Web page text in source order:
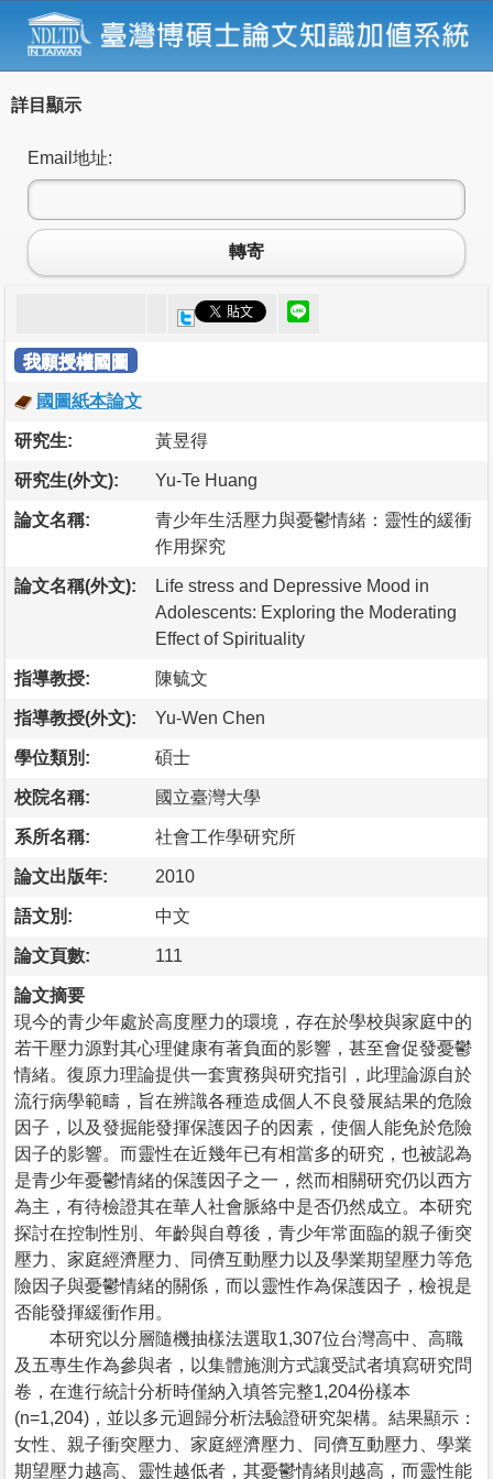
詳目顯示
Email地址:
轉寄
我願授權國圖
國圖紙本論文
研究生: 黃昱得
研究生(外文): Yu-Te Huang
論文名稱:
青少年生活壓力與憂鬱情緒：靈性的緩衝
作用探究
論文名稱(外文):
Life stress and Depressive Mood in
Adolescents: Exploring the Moderating
Effect of Spirituality
指導教授: 陳毓文
指導教授(外文): Yu-Wen Chen
學位類別: 碩士
校院名稱: 國立臺灣大學
系所名稱: 社會工作學研究所
論文出版年: 2010
語文別: 中文
論文頁數: 111
論文摘要
現今的青少年處於高度壓力的環境，存在於學校與家庭中的
若干壓力源對其心理健康有著負面的影響，甚至會促發憂鬱
情緒。復原力理論提供一套實務與研究指引，此理論源自於
流行病學範疇，旨在辨識各種造成個人不良發展結果的危險
因子，以及發掘能發揮保護因子的因素，使個人能免於危險
因子的影響。而靈性在近幾年已有相當多的研究，也被認為
是青少年憂鬱情緒的保護因子之一，然而相關研究仍以西方
為主，有待檢證其在華人社會脈絡中是否仍然成立。本研究
探討在控制性別、年齡與自尊後，青少年常面臨的親子衝突
壓力、家庭經濟壓力、同儕互動壓力以及學業期望壓力等危
險因子與憂鬱情緒的關係，而以靈性作為保護因子，檢視是
否能發揮緩衝作用。
本研究以分層隨機抽樣法選取1,307位台灣高中、高職
及五專生作為參與者，以集體施測方式讓受試者填寫研究問
卷，在進行統計分析時僅納入填答完整1,204份樣本
(n=1,204)，並以多元迴歸分析法驗證研究架構。結果顯示：
女性、親子衝突壓力、家庭經濟壓力、同儕互動壓力、學業
期望壓力越高、靈性越低者，其憂鬱情緒則越高，而靈性能